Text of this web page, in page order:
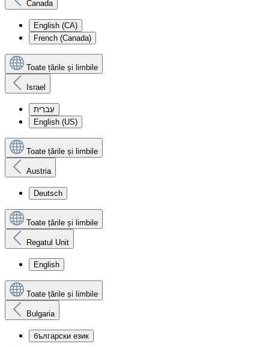
Canada
English (CA)
French (Canada)
Toate țările și limbile
Israel
עִברִית
English (US)
Toate țările și limbile
Austria
Deutsch
Toate țările și limbile
Regatul Unit
English
Toate țările și limbile
Bulgaria
български език